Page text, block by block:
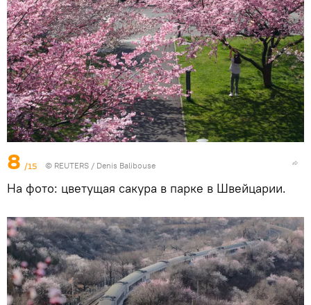
8 /15 © REUTERS / Denis Balibouse
На фото: цветущая сакура в парке в Швейцарии.